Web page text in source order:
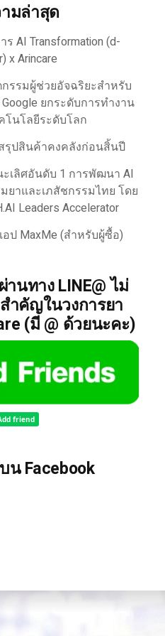
มล่าสุด
AI Transformation (d-
x Arincare
รรมผู้ช่วยอัจฉริยะสำหรับ
ยกระดับการทำงาน
โนโลยีระดับโลก
รุปสินค้าคงคลังก่อนสิ้นปี
ะเลิศอันดับ 1 การพัฒนา AI
าและเภสัชกรรมไทย โดย
Leaders Accelerator
ป MaxMe (สำหรับผู้ซื้อ)
นทาง LINE@ ไม่
ำคัญในวงการยา
(มี @ ด้วยนะคะ)
น Facebook